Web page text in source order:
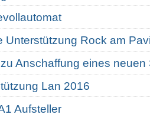
Unterstützung Rock am
Anschaffung eines neuen
Lan 2016
Aufsteller